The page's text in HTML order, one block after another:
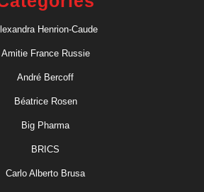
Henrion-Caude
Amitie France Russie
André Bercoff
Béatrice Rosen
Big Pharma
BRICS
Carlo Alberto Brusa